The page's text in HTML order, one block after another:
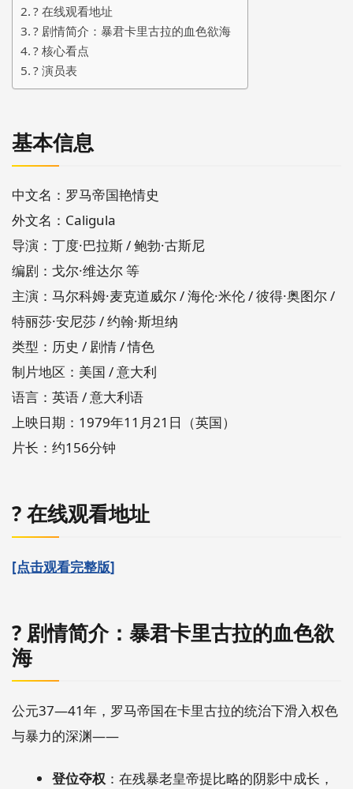
?️ 在线观看地址
? 剧情简介：暴君卡里古拉的血色欲海
?️ 核心看点
? 演员表
基本信息
中文名：罗马帝国艳情史
外文名：Caligula
导演：丁度·巴拉斯 / 鲍勃·古斯尼
编剧：戈尔·维达尔 等
主演：马尔科姆·麦克道威尔 / 海伦·米伦 / 彼得·奥图尔 /
特丽莎·安尼莎 / 约翰·斯坦纳
类型：历史 / 剧情 / 情色
制片地区：美国 / 意大利
语言：英语 / 意大利语
上映日期：1979年11月21日（英国）
片长：约156分钟
?️ 在线观看地址
[点击观看完整版]
? 剧情简介：暴君卡里古拉的血色欲
海
公元37—41年，罗马帝国在卡里古拉的统治下滑入权色
与暴力的深渊——
登位夺权 ：在残暴老皇帝提比略的阴影中成长，